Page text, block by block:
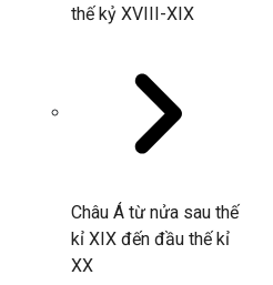
thế kỷ XVIII-XIX
Châu Á từ nửa sau thế
kỉ XIX đến đầu thế kỉ
XX